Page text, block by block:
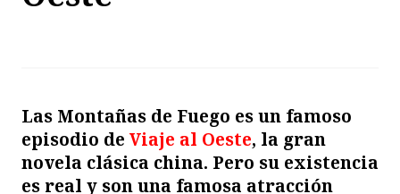
Las Montañas de Fuego es un famoso
episodio de Viaje al Oeste, la gran
novela clásica china. Pero su existencia
es real y son una famosa atracción